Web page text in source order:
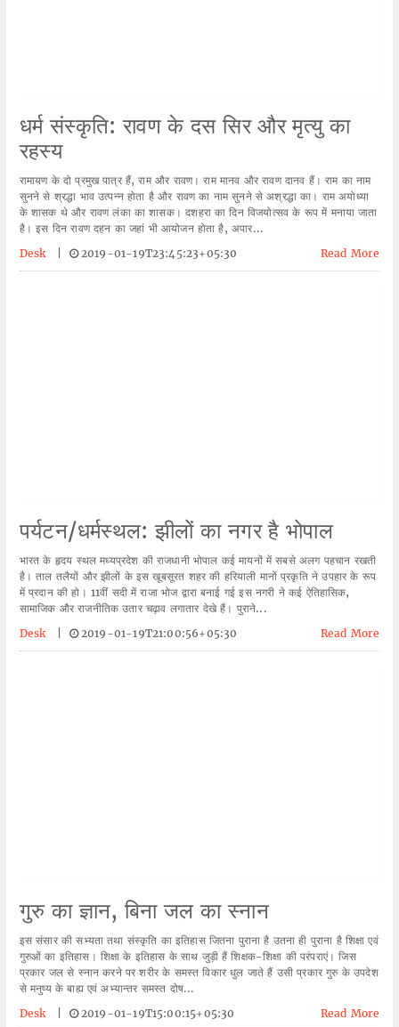
धर्म संस्कृति: रावण के दस सिर और मृत्यु का
रहस्य
रामायण के दो प्रमुख पात्र हैं, राम और रावण। राम मानव और रावण दानव हैं। राम का नाम
सुनने से श्रद्धा भाव उत्पन्न होता है और रावण का नाम सुनने से अश्रद्धा का। राम अयोध्या
के शासक थे और रावण लंका का शासक। दशहरा का दिन विजयोत्सव के रूप में मनाया जाता
है। इस दिन रावण दहन का जहां भी आयोजन होता है, अपार...
Desk
2019-01-19T23:45:23+05:30 Read More
पर्यटन/धर्मस्थल: झीलों का नगर है भोपाल
भारत के हृदय स्थल मध्यप्रदेश की राजधानी भोपाल कई मायनों में सबसे अलग पहचान रखती
है। ताल तलैयों और झीलों के इस खूबसूरत शहर की हरियाली मानों प्रकृति ने उपहार के रूप
में प्रदान की हो। 11वीं सदी में राजा भोज द्वारा बनाई गई इस नगरी ने कई ऐतिहासिक,
सामाजिक और राजनीतिक उतार चढ़ाव लगातार देखे हैं। पुराने...
Desk
2019-01-19T21:00:56+05:30 Read More
गुरु का ज्ञान, बिना जल का स्नान
इस संसार की सभ्यता तथा संस्कृति का इतिहास जितना पुराना है उतना ही पुराना है शिक्षा एवं
गुरुओं का इतिहास। शिक्षा के इतिहास के साथ जुड़ी हैं शिक्षक-शिक्षा की परंपराएं। जिस
प्रकार जल से स्नान करने पर शरीर के समस्त विकार धुल जाते हैं उसी प्रकार गुरु के उपदेश
से मनुष्य के बाह्य एवं अभ्यान्तर समस्त दोष...
Desk
2019-01-19T15:00:15+05:30 Read More